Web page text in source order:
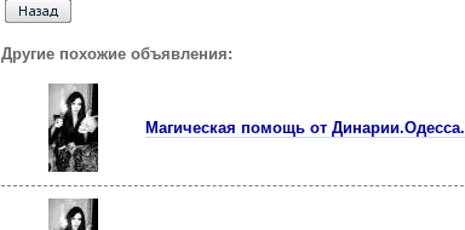
Другие похожие объявления:
Магическая помощь от Динарии.Одесса.